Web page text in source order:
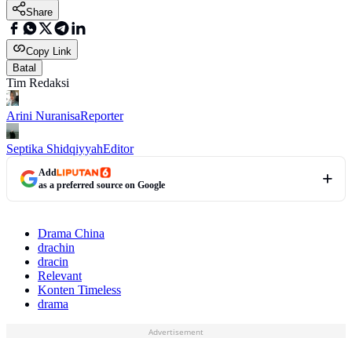
Share
Copy Link
Batal
Tim Redaksi
Arini NuranisaReporter
Septika ShidqiyyahEditor
Add
as a preferred source on Google
Drama China
drachin
dracin
Relevant
Konten Timeless
drama
Advertisement